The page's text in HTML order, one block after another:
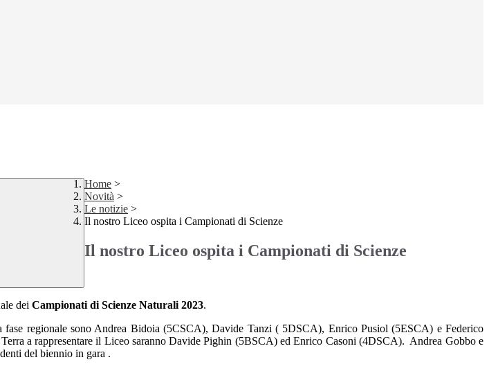
Home >
Novità >
Le notizie >
Il nostro Liceo ospita i Campionati di Scienze
Il nostro Liceo ospita i Campionati di Scienze
dei Campionati di Scienze Naturali 2023.
regionale sono Andrea Bidoia (5CSCA), Davide Tanzi ( 5DSCA), Enrico Pusiol (5ESCA) e Federico
a rappresentare il Liceo saranno Davide Pighin (5BSCA) ed Enrico Casoni (4DSCA). Andrea Gobbo e
del biennio in gara .